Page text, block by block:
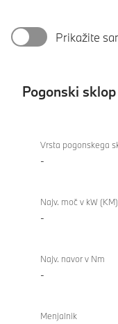
Prikažite
Pogonski sklop
sklopM8
Coupé
Vrsta pogonskega
-
Najv. moč v kW (KM)
-
Najv. navor v Nm
-
Menjalnik